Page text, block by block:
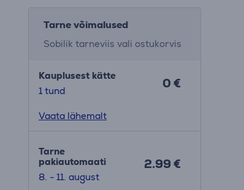
Tarne võimalused
Sobilik tarneviis vali ostukorvis
Kauplusest kätte
1 tund
0 €
Vaata lähemalt
Tarne
pakiautomaati
8. - 11. august
2.99 €